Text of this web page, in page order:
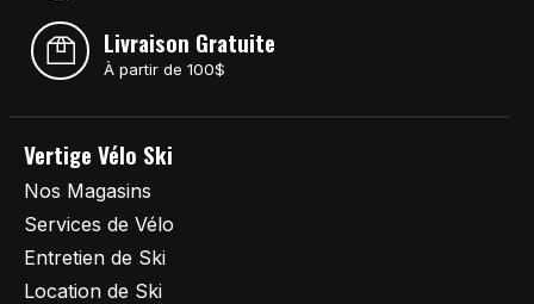
Livraison Gratuite
À partir de 100$
Vertige Vélo Ski
Nos Magasins
Services de Vélo
Entretien de Ski
Location de Ski